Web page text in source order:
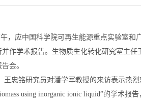
，应中国科学院可再生能源重点实验室
并作学术报告。生物质生化转化研究室主
会。
王忠铭研究员对潘学军教授的来访表示热
using inorganic ionic liquid”的学术